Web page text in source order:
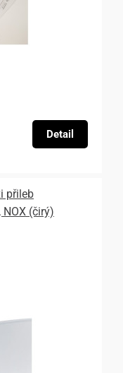
Detail
přileb
(čirý)